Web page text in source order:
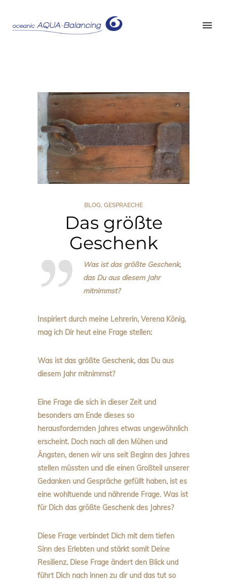
BLOG, GESPRAECHE
Das größte
Geschenk
Was ist das größte Geschenk,
das Du aus diesem Jahr
mitnimmst?
Inspiriert durch meine Lehrerin, Verena König,
mag ich Dir heut eine Frage stellen:
Was ist das größte Geschenk, das Du aus
diesem Jahr mitnimmst?
Eine Frage die sich in dieser Zeit und
besonders am Ende dieses so
herausfordernden Jahres etwas ungewöhnlich
erscheint. Doch nach all den Mühen und
Ängsten, denen wir uns seit Beginn des Jahres
stellen müssten und die einen Großteil unserer
Gedanken und Gespräche gefüllt haben, ist es
eine wohltuende und nährende Frage. Was ist
für Dich das größte Geschenk des Jahres?
Diese Frage verbindet Dich mit dem tiefen
Sinn des Erlebten und stärkt somit Deine
Resilienz. Diese Frage ändert den Blick und
führt Dich nach innen zu dir und das tut so